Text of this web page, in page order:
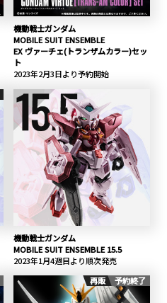
機動戦士ガンダム
MOBILE SUIT ENSEMBLE
EX ヴァーチェ(トランザムカラー)セッ
ト
2023年2月3日より予約開始
機動戦士ガンダム
MOBILE SUIT ENSEMBLE 15.5
2023年1月4週目より順次発売
再販 予約終了